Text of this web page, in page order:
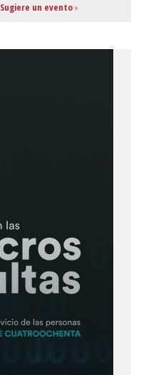
Sugiere un evento»